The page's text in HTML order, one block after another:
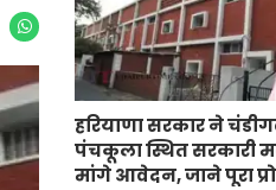
हरियाणा सरकार ने
पंचकूला स्थित सरकारी
मांगे आवेदन, जाने पूरा